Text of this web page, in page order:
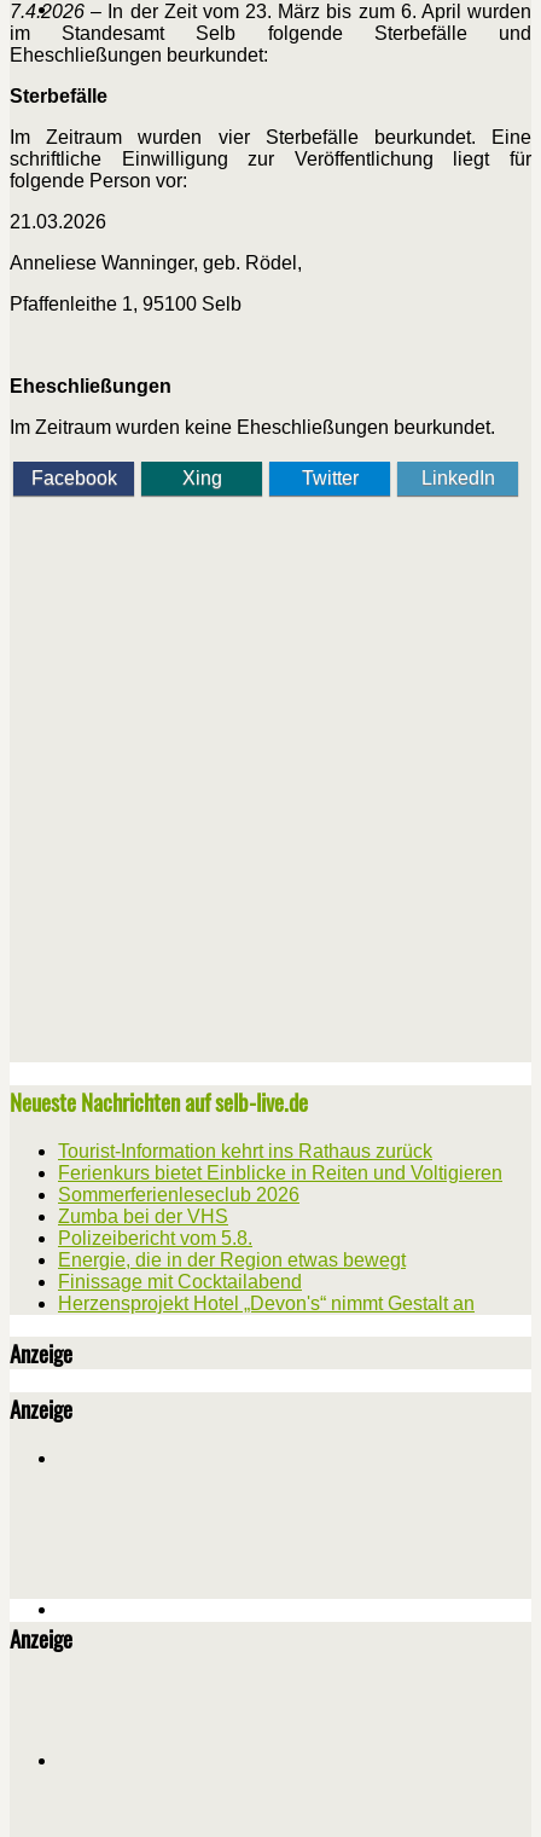
7.4.2026 – In der Zeit vom 23. März bis zum 6. April wurden
im Standesamt Selb folgende Sterbefälle und
Eheschließungen beurkundet:
Sterbefälle
Im Zeitraum wurden vier Sterbefälle beurkundet. Eine
schriftliche Einwilligung zur Veröffentlichung liegt für
folgende Person vor:
21.03.2026
Anneliese Wanninger, geb. Rödel,
Pfaffenleithe 1, 95100 Selb
Eheschließungen
Im Zeitraum wurden keine Eheschließungen beurkundet.
Facebook Xing Twitter LinkedIn
Neueste Nachrichten auf selb-live.de
Tourist-Information kehrt ins Rathaus zurück
Ferienkurs bietet Einblicke in Reiten und Voltigieren
Sommerferienleseclub 2026
Zumba bei der VHS
Polizeibericht vom 5.8.
Energie, die in der Region etwas bewegt
Finissage mit Cocktailabend
Herzensprojekt Hotel „Devon's“ nimmt Gestalt an
Anzeige
Anzeige
Anzeige